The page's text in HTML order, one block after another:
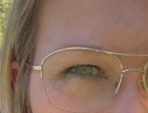
Etkö ole vielä
jäsen?
Liity tästä!